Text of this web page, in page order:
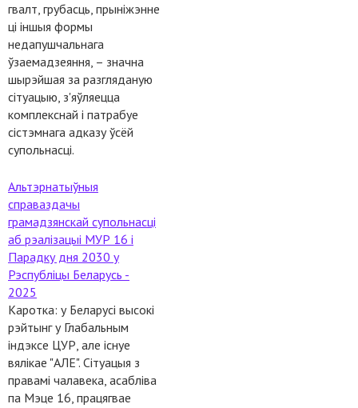
гвалт, грубасць, прыніжэнне
ці іншыя формы
недапушчальнага
ўзаемадзеяння, – значна
шырэйшая за разгляданую
сітуацыю, з'яўляецца
комплекснай і патрабуе
сістэмнага адказу ўсёй
супольнасці.
Альтэрнатыўныя
справаздачы
грамадзянскай супольнасці
аб рэалізацыі МУР 16 і
Парадку дня 2030 у
Рэспубліцы Беларусь -
2025
Каротка: у Беларусі высокі
рэйтынг у Глабальным
індэксе ЦУР, але існуе
вялікае "АЛЕ". Сітуацыя з
правамі чалавека, асабліва
па Мэце 16, працягвае